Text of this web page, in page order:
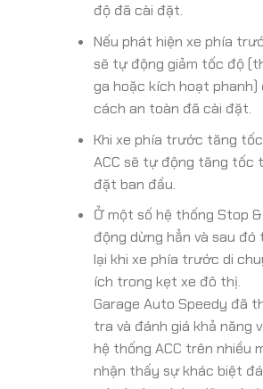
độ đã cài đặt.
Nếu phát hiện xe phía
sẽ tự động giảm tốc độ
ga hoặc kích hoạt
cách an toàn đã cài đặt.
Khi xe phía trước tăng
ACC sẽ tự động tăng tốc
đặt ban đầu.
Ở một số hệ thống Stop
động dừng hẳn và sau
lại khi xe phía trước di
ích trong kẹt xe đô thị.
Garage Auto Speedy đã
tra và đánh giá khả năng
hệ thống ACC trên nhiều
nhận thấy sự khác biệt